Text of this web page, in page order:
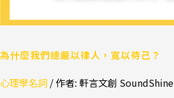
為什麼我們總嚴以律人，寬以待己？
心理學名詞 / 作者: 軒言文創 SoundShine
待